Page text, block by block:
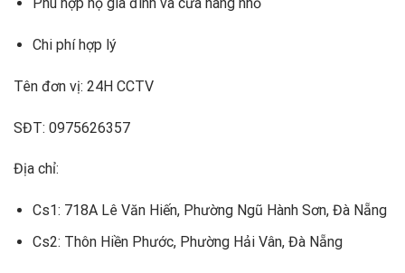
Chi phí hợp lý
Tên đơn vị: 24H CCTV
SĐT: 0975626357
Địa chỉ:
Cs1: 718A Lê Văn Hiến, Phường Ngũ Hành Sơn, Đà Nẵng
Cs2: Thôn Hiền Phước, Phường Hải Vân, Đà Nẵng